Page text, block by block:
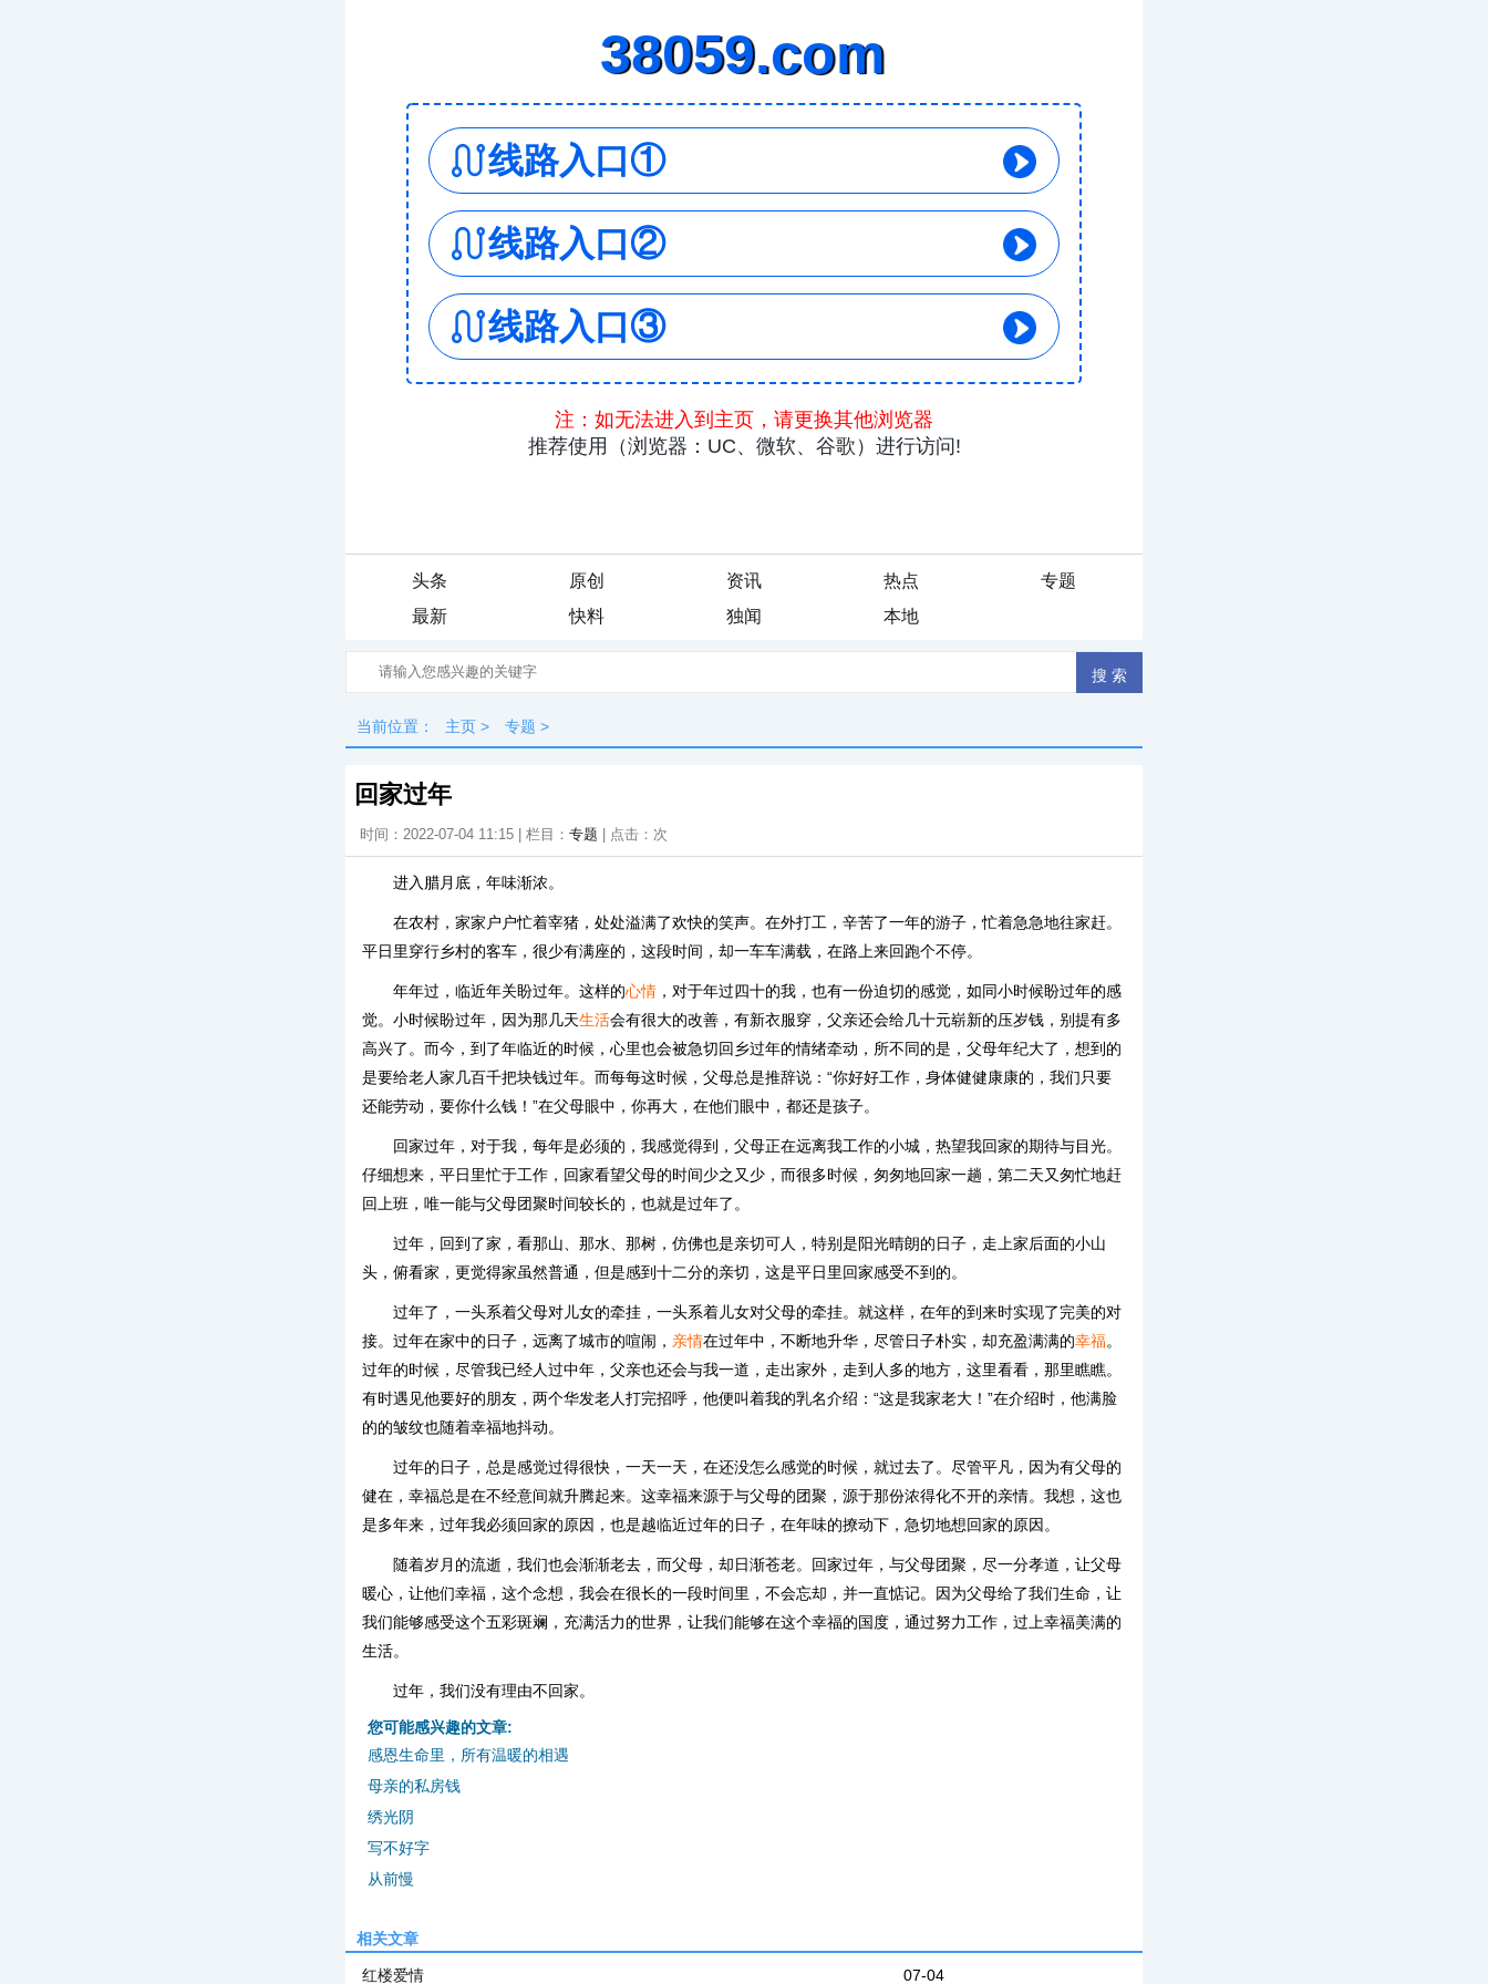
头条 原创 资讯 热点
专题
最新
快料 独闻 本地
当前位置： 主页 > 专题 >
回家过年
时间：2022-07-04 11:15 | 栏目： 专题 | 点击： 次
进入腊月底，年味渐浓。
在农村，家家户户忙着宰猪，处处溢满了欢快的笑声。在外打工，辛苦了一年的游子，忙着急急地往家赶。
平日里穿行乡村的客车，很少有满座的，这段时间，却一车车满载，在路上来回跑个不停。
年年过，临近年关盼过年。这样的心情 ，对于年过四十的我，也有一份迫切的感觉，如同小时候盼过年的感
觉。小时候盼过年，因为那几天生活会有很大的改善，有新衣服穿，父亲还会给几十元崭新的压岁钱，别提有多
高兴了。而今，到了年临近的时候，心里也会被急切回乡过年的情绪牵动，所不同的是，父母年纪大了，想到的
是要给老人家几百千把块钱过年。而每每这时候，父母总是推辞说：“你好好工作，身体健健康康的，我们只要
还能劳动，要你什么钱！”在父母眼中，你再大，在他们眼中，都还是孩子。
回家过年，对于我，每年是必须的，我感觉得到，父母正在远离我工作的小城，热望我回家的期待与目光。
仔细想来，平日里忙于工作，回家看望父母的时间少之又少，而很多时候，匆匆地回家一趟，第二天又匆忙地赶
回上班，唯一能与父母团聚时间较长的，也就是过年了。
过年，回到了家，看那山、那水、那树，仿佛也是亲切可人，特别是阳光晴朗的日子，走上家后面的小山
头，俯看家，更觉得家虽然普通，但是感到十二分的亲切，这是平日里回家感受不到的。
过年了，一头系着父母对儿女的牵挂，一头系着儿女对父母的牵挂。就这样，在年的到来时实现了完美的对
接。过年在家中的日子，远离了城市的喧闹， 亲情在过年中，不断地升华，尽管日子朴实，却充盈满满的幸福。
过年的时候，尽管我已经人过中年，父亲也还会与我一道，走出家外，走到人多的地方，这里看看，那里瞧瞧。
有时遇见他要好的朋友，两个华发老人打完招呼，他便叫着我的乳名介绍：“这是我家老大！”在介绍时，他满脸
的的皱纹也随着幸福地抖动。
过年的日子，总是感觉过得很快，一天一天，在还没怎么感觉的时候，就过去了。尽管平凡，因为有父母的
健在，幸福总是在不经意间就升腾起来。这幸福来源于与父母的团聚，源于那份浓得化不开的亲情。我想，这也
是多年来，过年我必须回家的原因，也是越临近过年的日子，在年味的撩动下，急切地想回家的原因。
随着岁月的流逝，我们也会渐渐老去，而父母，却日渐苍老。回家过年，与父母团聚，尽一分孝道，让父母
暖心，让他们幸福，这个念想，我会在很长的一段时间里，不会忘却，并一直惦记。因为父母给了我们生命，让
我们能够感受这个五彩斑斓，充满活力的世界，让我们能够在这个幸福的国度，通过努力工作，过上幸福美满的
生活。
过年，我们没有理由不回家。
您可能感兴趣的文章:
感恩生命里，所有温暖的相遇
母亲的私房钱
绣光阴
写不好字
从前慢
相关文章
07-04
红楼爱情